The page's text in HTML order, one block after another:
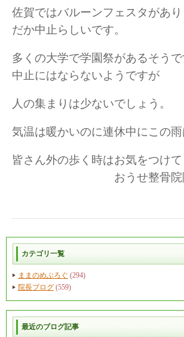
佐賀ではバルーンフェスタがあ
だか中止らしいです。
多くの大学で学園祭があるそう
中止にはならないようですが
人の集まりは少ないでしょう。
気温は暖かいのに連休中にこの雨
皆さん外の歩く時はお気をつけ
おうせ整骨院院
カテゴリ一覧
ままのめぶろぐ (294)
院長ブログ (559)
最近のブログ記事